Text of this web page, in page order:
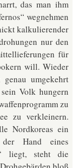
das man ihm
wegnehmen
kalkulierender
nur den
für
will. Wieder
genau umgekehrt
Volk hungern
zu
zu verkleinern.
Nordkoreas ein
der Hand eines
liegt, steht die